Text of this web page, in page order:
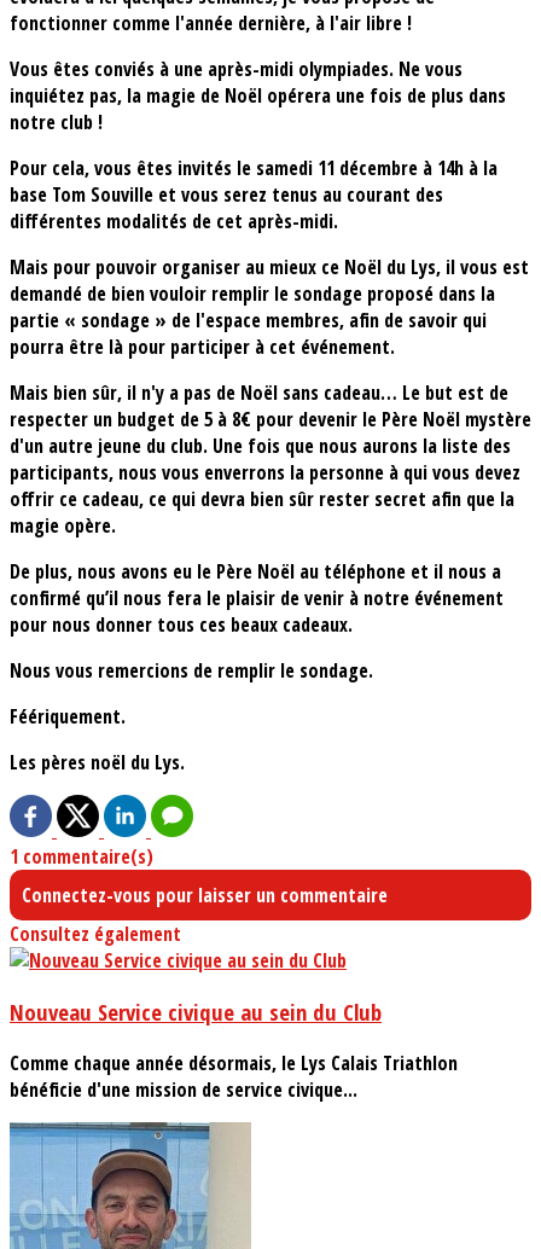
fonctionner comme l'année dernière, à l'air libre !
Vous êtes conviés à une après-midi olympiades. Ne vous
inquiétez pas, la magie de Noël opérera une fois de plus dans
notre club !
Pour cela, vous êtes invités le samedi 11 décembre à 14h à la
base Tom Souville et vous serez tenus au courant des
différentes modalités de cet après-midi.
Mais pour pouvoir organiser au mieux ce Noël du Lys, il vous est
demandé de bien vouloir remplir le sondage proposé dans la
partie « sondage » de l'espace membres, afin de savoir qui
pourra être là pour participer à cet événement.
Mais bien sûr, il n'y a pas de Noël sans cadeau… Le but est de
respecter un budget de 5 à 8€ pour devenir le Père Noël mystère
d'un autre jeune du club. Une fois que nous aurons la liste des
participants, nous vous enverrons la personne à qui vous devez
offrir ce cadeau, ce qui devra bien sûr rester secret afin que la
magie opère.
De plus, nous avons eu le Père Noël au téléphone et il nous a
confirmé qu’il nous fera le plaisir de venir à notre événement
pour nous donner tous ces beaux cadeaux.
Nous vous remercions de remplir le sondage.
Féériquement.
Les pères noël du Lys.
1 commentaire(s)
Connectez-vous pour laisser un commentaire
Consultez également
Nouveau Service civique au sein du Club
Comme chaque année désormais, le Lys Calais Triathlon
bénéficie d'une mission de service civique...